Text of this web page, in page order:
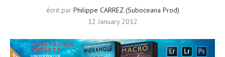
écrit par Philippe CARREZ (Suboceana Prod)
12 January 2012